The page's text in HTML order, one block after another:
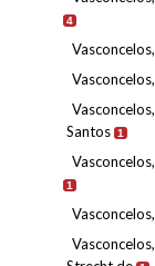
4
Santos 1
1